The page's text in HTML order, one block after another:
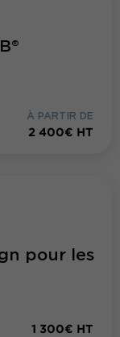
À PARTIR DE
2 400€ HT
pour les
1 300€ HT